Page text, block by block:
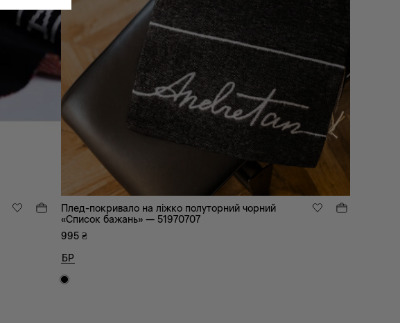
Плед-покривало на ліжко полуторний чорний
«Список бажань» — 51970707
995 ₴
БР